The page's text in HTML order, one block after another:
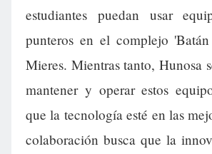
estudiantes puedan usar
punteros en el complejo
Mieres. Mientras tanto, Hunosa
mantener y operar estos
que la tecnología esté en las
colaboración busca que la